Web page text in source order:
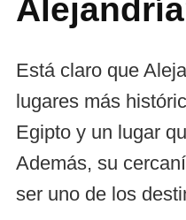
Está claro que
lugares más
Egipto y un lugar
Además, su
ser uno de los